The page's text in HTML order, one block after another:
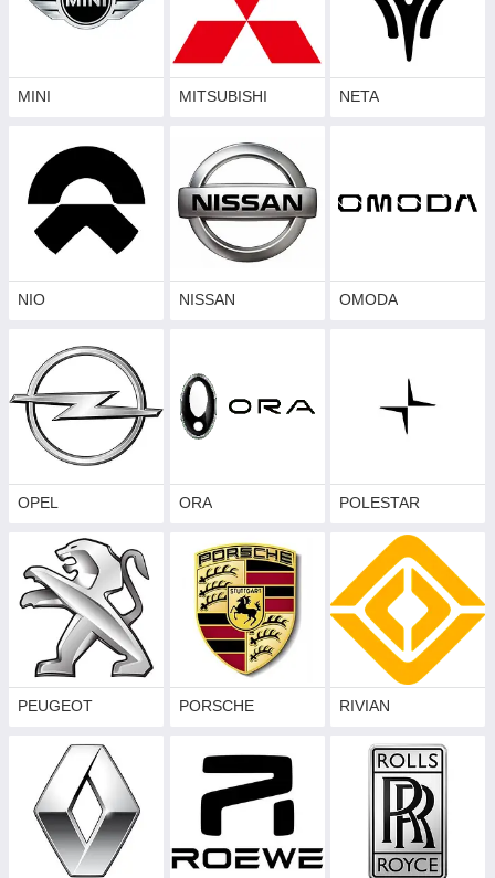
MINI MITSUBISHI NETA
NIO NISSAN OMODA
OPEL ORA POLESTAR
PEUGEOT PORSCHE RIVIAN